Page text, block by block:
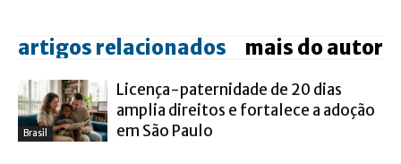
artigos relacionados mais do autor
Brasil
Licença-paternidade de 20 dias
amplia direitos e fortalece a adoção
em São Paulo